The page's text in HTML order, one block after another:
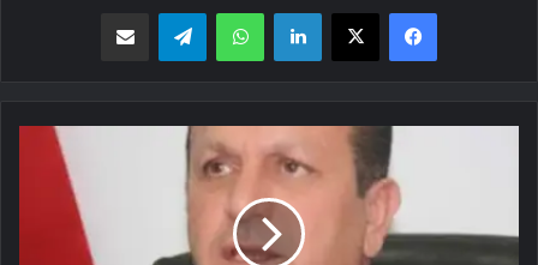
فیسبوک X لینکدین واتس اپ تلگرام